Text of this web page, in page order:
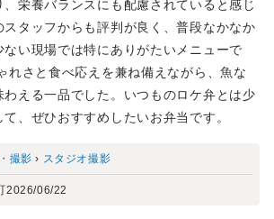
栄養バランスにも配慮されていると感じ
スタッフからも評判が良く、普段なかなか
い現場では特にありがたいメニューで
れさと食べ応えを兼ね備えながら、魚な
わえる一品でした。いつものロケ弁とは少
、ぜひおすすめしたいお弁当です。
撮影 › スタジオ撮影
2026/06/22